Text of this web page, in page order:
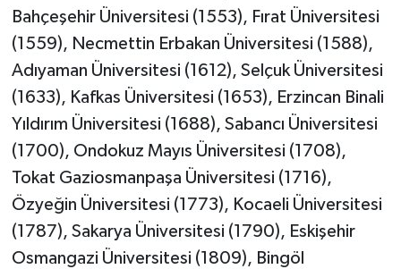
Bahçeşehir Üniversitesi (1553), Fırat Üniversitesi
(1559), Necmettin Erbakan Üniversitesi (1588),
Adıyaman Üniversitesi (1612), Selçuk Üniversitesi
(1633), Kafkas Üniversitesi (1653), Erzincan Binali
Yıldırım Üniversitesi (1688), Sabancı Üniversitesi
(1700), Ondokuz Mayıs Üniversitesi (1708),
Tokat Gaziosmanpaşa Üniversitesi (1716),
Özyeğin Üniversitesi (1773), Kocaeli Üniversitesi
(1787), Sakarya Üniversitesi (1790), Eskişehir
Osmangazi Üniversitesi (1809), Bingöl